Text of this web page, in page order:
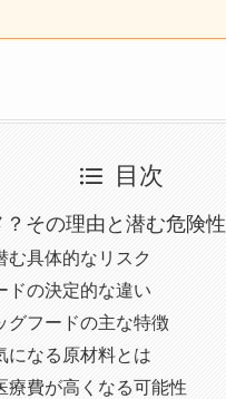
目次
その理由と潜む危険性
む具体的なリスク
ドの決定的な違い
グフードの主な特徴
になる原材料とは
療費が高くなる可能性